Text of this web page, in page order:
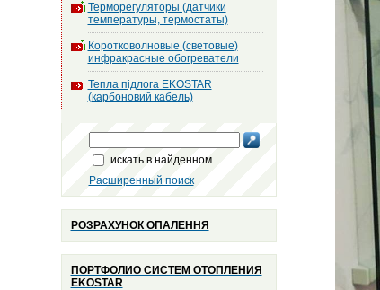
Терморегуляторы (датчики
температуры, термостаты)
Коротковолновые (световые)
инфракрасные обогреватели
Тепла підлога EKOSTAR
(карбоновий кабель)
искать в найденном
Расширенный поиск
РОЗРАХУНОК ОПАЛЕННЯ
ПОРТФОЛИО СИСТЕМ ОТОПЛЕНИЯ
EKOSTAR